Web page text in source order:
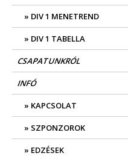
DIV 1 MENETREND
DIV 1 TABELLA
CSAPATUNKRÓL
INFÓ
KAPCSOLAT
SZPONZOROK
EDZÉSEK